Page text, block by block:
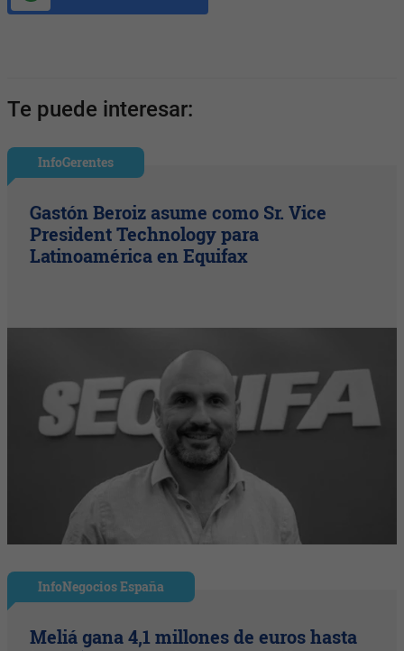
Te puede interesar:
InfoGerentes
Gastón Beroiz asume como Sr. Vice
President Technology para
Latinoamérica en Equifax
InfoNegocios España
Meliá gana 4,1 millones de euros hasta